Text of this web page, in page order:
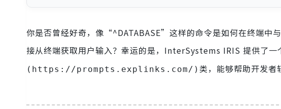
你是否曾经好奇，像“^DATABASE”这样的命令是如何在终端中
接从终端获取用户输入？幸运的是，InterSystems IRIS 提供了
(https://prompts.explinks.com/) 类，能够帮助开发者